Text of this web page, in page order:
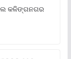
କଳିଙ୍ଗନଗର